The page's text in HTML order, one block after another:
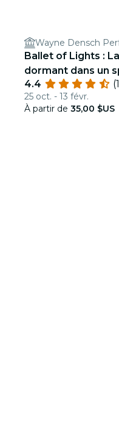
Wayne Densch
Ballet of Lights :
dormant dans un
étincelant
4.4
25 oct. - 13 févr.
À partir de 35,00 $US